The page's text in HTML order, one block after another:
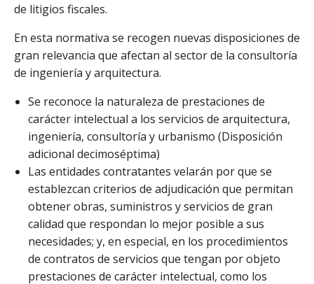
de litigios fiscales.
En esta normativa se recogen nuevas disposiciones de
gran relevancia que afectan al sector de la consultoría
de ingeniería y arquitectura.
Se reconoce la naturaleza de prestaciones de
carácter intelectual a los servicios de arquitectura,
ingeniería, consultoría y urbanismo (Disposición
adicional decimoséptima)
Las entidades contratantes velarán por que se
establezcan criterios de adjudicación que permitan
obtener obras, suministros y servicios de gran
calidad que respondan lo mejor posible a sus
necesidades; y, en especial, en los procedimientos
de contratos de servicios que tengan por objeto
prestaciones de carácter intelectual, como los